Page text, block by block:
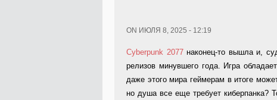
ON ИЮЛЯ 8, 2025 - 12:19
Cyberpunk 2077наконец-то вышла и,
релизов минувшего года. Игра
даже этого мира геймерам в итоге
но душа все еще требует киберпанка?